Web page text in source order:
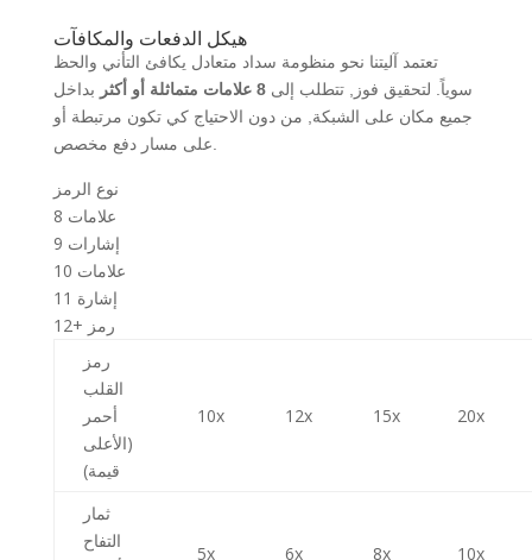
هيكل الدفعات والمكافآت
تعتمد آليتنا نحو منظومة سداد متعادل يكافئ التأني والحظ
سوياً. لتحقيق فوز, تتطلب إلى8 علامات متماثلة أو أكثر
بداخل
جميع مكان على الشبكة, من دون الاحتياج كي تكون مرتبطة أو
نوع الرمز
8 علامات
9 إشارات
10 علامات
11 إشارة
12+ رمز
رمز
القلب
أحمر
(الأعلى
قيمة)
10x 12x 15x 20x
ثمار
التفاح
5x 6x 8x 10x